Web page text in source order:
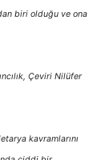
biri olduğu ve ona
Çeviri Nilüfer
kavramlarını